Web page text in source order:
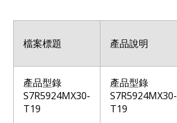
檔案標題 產品說明
產品型錄
S7R5924MX30-
T19
產品型錄
S7R5924MX30-
T19